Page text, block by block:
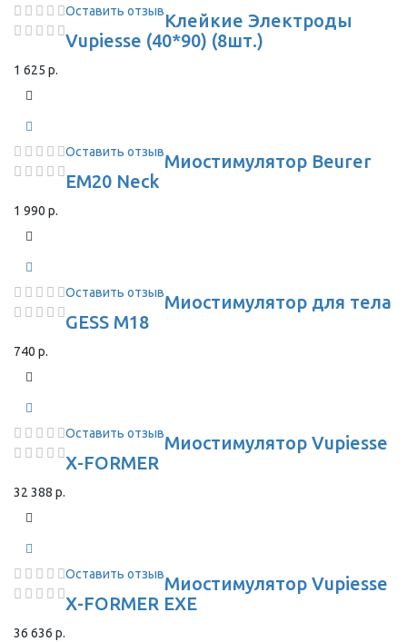
Оставить отзывКлейкие Электроды
Vupiesse (40*90) (8шт.)
1 625 р.
Оставить отзывМиостимулятор Beurer
EM20 Neck
1 990 р.
Оставить отзывМиостимулятор для тела
GESS M18
740 р.
Оставить отзывМиостимулятор Vupiesse
X-FORMER
32 388 р.
Оставить отзывМиостимулятор Vupiesse
X-FORMER EXE
36 636 р.